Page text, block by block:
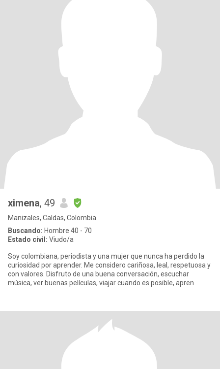
ximena, 49
Manizales, Caldas, Colombia
Buscando: Hombre 40 - 70
Estado civil: Viudo/a
Soy colombiana, periodista y una mujer que nunca ha perdido la
curiosidad por aprender. Me considero cariñosa, leal, respetuosa y
con valores. Disfruto de una buena conversación, escuchar
música, ver buenas películas, viajar cuando es posible, apren